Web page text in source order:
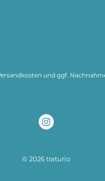
und ggf.
© 2026 traturio